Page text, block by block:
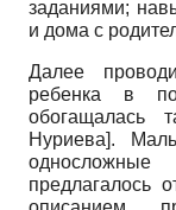
заданиями;
и дома с
Далее
ребенка в
обогащалась
Нуриева].
предлагалось